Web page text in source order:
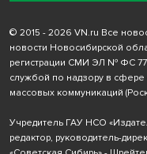
© 2015 - 2026 VN.ru Все
новости Новосибирской
регистрации СМИ ЭЛ № ФС
службой по надзору в
массовых коммуникаций
Учредитель ГАУ НСО
редактор, руководитель-